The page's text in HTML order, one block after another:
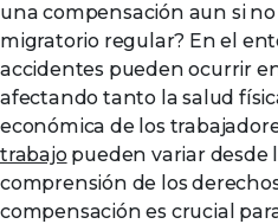
una compensación aun si
migratorio regular? En el
accidentes pueden ocurrir
afectando tanto la salud
económica de los
trabajopueden variar desde
comprensión de los
compensación es crucial